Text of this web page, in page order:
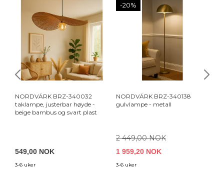
NORDVÄRK BRZ-340032
taklampe, justerbar høyde -
beige bambus og svart plast
549,00 NOK
3-6 uker
-20%
NORDVÄRK BRZ-340138
gulvlampe - metall
2 449,00 NOK
1 959,20 NOK
3-6 uker